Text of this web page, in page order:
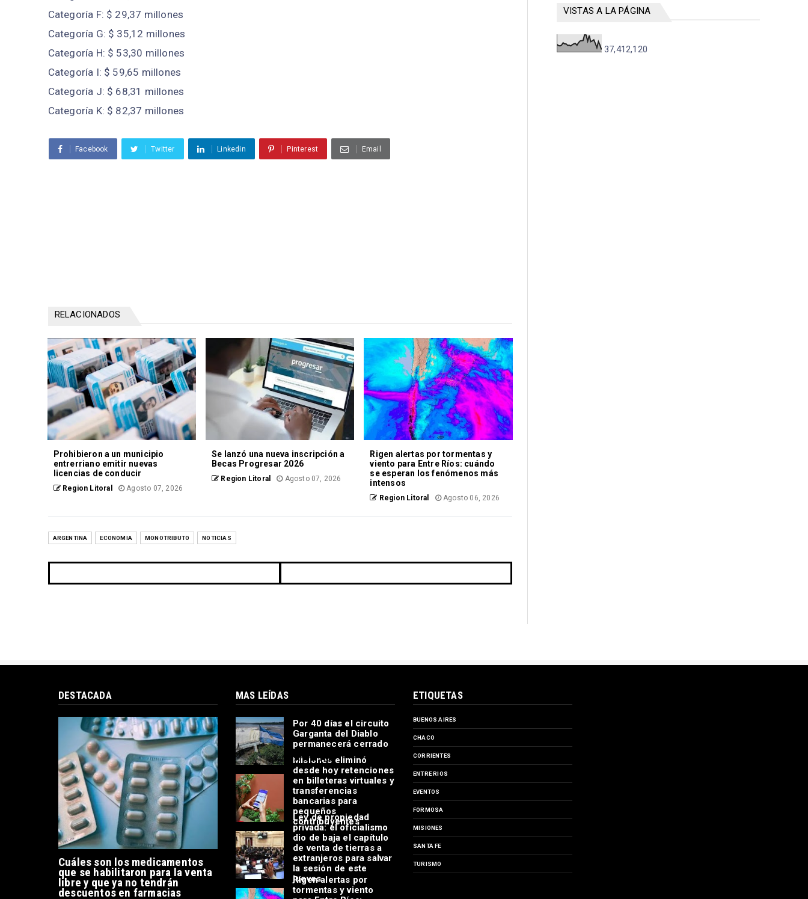
Categoría F: $ 29,37 millones
Categoría G: $ 35,12 millones
Categoría H: $ 53,30 millones
Categoría I: $ 59,65 millones
Categoría J: $ 68,31 millones
Categoría K: $ 82,37 millones
Facebook Twitter Linkedin Pinterest Email
RELACIONADOS
Prohibieron a un municipio
entrerriano emitir nuevas
licencias de conducir
Region Litoral Agosto 07, 2026
Se lanzó una nueva inscripción a
Becas Progresar 2026
Region Litoral Agosto 07, 2026
Rigen alertas por tormentas y
viento para Entre Ríos: cuándo
se esperan los fenómenos más
intensos
Region Litoral Agosto 06, 2026
ARGENTINA ECONOMIA MONOTRIBUTO NOTICIAS
VISTAS A LA PÁGINA
37,412,120
DESTACADA
Cuáles son los medicamentos
que se habilitaron para la venta
libre y que ya no tendrán
descuentos en farmacias
MAS LEÍDAS
Por 40 días el circuito
Garganta del Diablo
permanecerá cerrado
Misiones eliminó
desde hoy retenciones
en billeteras virtuales y
transferencias
bancarias para
pequeños
contribuyentes
Ley de propiedad
privada: el oficialismo
dio de baja el capítulo
de venta de tierras a
extranjeros para salvar
la sesión de este
jueves
Rigen alertas por
tormentas y viento
ETIQUETAS
BUENOS AIRES
CHACO
CORRIENTES
ENTRE RIOS
EVENTOS
FORMOSA
MISIONES
SANTA FE
TURISMO